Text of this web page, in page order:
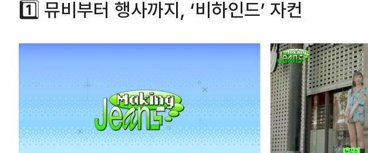
1️⃣ 뮤비부터 행사까지, ‘비하인드’ 자컨